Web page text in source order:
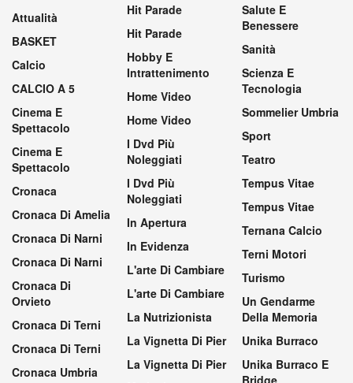
Attualità
BASKET
Calcio
CALCIO A 5
Cinema E
Spettacolo
Cinema E
Spettacolo
Cronaca
Cronaca Di Amelia
Cronaca Di Narni
Cronaca Di Narni
Cronaca Di
Orvieto
Cronaca Di Terni
Cronaca Di Terni
Cronaca Umbria
Hit Parade
Hit Parade
Hobby E
Intrattenimento
Home Video
Home Video
I Dvd Più
Noleggiati
I Dvd Più
Noleggiati
In Apertura
In Evidenza
L'arte Di Cambiare
L'arte Di Cambiare
La Nutrizionista
La Vignetta Di Pier
La Vignetta Di Pier
Salute E
Benessere
Sanità
Scienza E
Tecnologia
Sommelier Umbria
Sport
Teatro
Tempus Vitae
Tempus Vitae
Ternana Calcio
Terni Motori
Turismo
Un Gendarme
Della Memoria
Unika Burraco
Unika Burraco E